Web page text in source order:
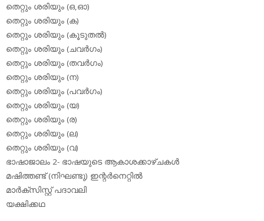
തെറ്റും ശരിയും (ഒ,ഓ)
തെറ്റും ശരിയും (ക)
തെറ്റും ശരിയും (കൂടുതല്‍)
തെറ്റും ശരിയും (ചവര്‍ഗം)
തെറ്റും ശരിയും (തവര്‍ഗം)
തെറ്റും ശരിയും (ന)
തെറ്റും ശരിയും (പവര്‍ഗം)
തെറ്റും ശരിയും (യ)
തെറ്റും ശരിയും (ര)
തെറ്റും ശരിയും (ല)
തെറ്റും ശരിയും (വ)
ഭാഷാജാലം 2- ഭാഷയുടെ ആകാശക്കാഴ്ചകള്‍
മഷിത്തണ്ട് (നിഘണ്ടു) ഇന്റര്‍നെറ്റില്‍
മാര്‍ക്‌സിസ്റ്റ് പദാവലി
യക്ഷിക്കഥ